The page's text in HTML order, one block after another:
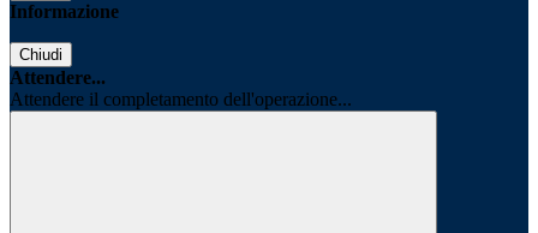
Informazione
Chiudi
Attendere...
Attendere il completamento dell'operazione...